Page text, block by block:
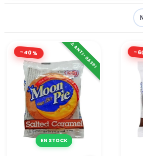
-40%
EN STOCK
⚠️ ANTI-GASPI -